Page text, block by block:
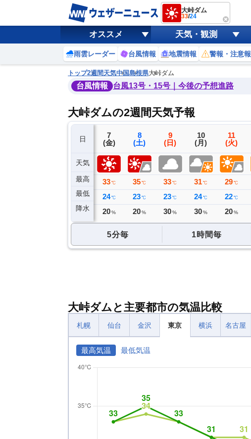
大峠ダム
33/24
オススメ 天気・観測
雨雲レーダー 台風情報 地震情報 警報・注意報
トップ2週間天気中国島根県大峠ダム
台風情報 台風13号・15号｜今後の予想進路
大峠ダムの2週間天気予報
日
天気
最高
最低
降水
6
(木)
33℃
24℃
ミリ
7
(金)
33 ℃
24 ℃
20 %
8
(土)
35 ℃
23 ℃
20 %
9
(日)
33 ℃
23 ℃
30 %
10
(月)
31 ℃
24℃
30 %
11
(火)
29℃
22℃
20%
5分毎 1時間毎
大峠ダムと主要都市の気温比較
札幌 仙台 金沢 東京 横浜 名古屋
最高気温 最低気温